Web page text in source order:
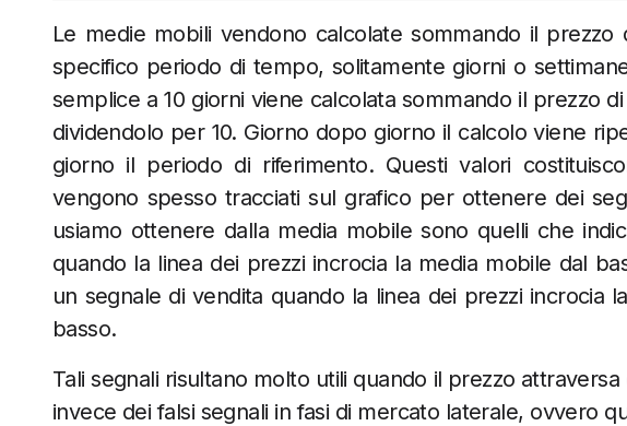
Le medie mobili vendono calcolate sommando il
specifico periodo di tempo, solitamente giorni o
semplice a 10 giorni viene calcolata sommando il prezzo
dividendolo per 10. Giorno dopo giorno il calcolo viene
giorno il periodo di riferimento. Questi valori
vengono spesso tracciati sul grafico per ottenere dei
usiamo ottenere dalla media mobile sono quelli che
quando la linea dei prezzi incrocia la media mobile dal
un segnale di vendita quando la linea dei prezzi incrocia
basso.
Tali segnali risultano molto utili quando il prezzo
invece dei falsi segnali in fasi di mercato laterale, ovvero